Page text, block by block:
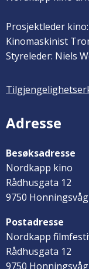
Prosjektleder
Kinomaskinist
Styreleder: Niels
Adresse
Besøksadresse
Nordkapp kino
Rådhusgata 12
9750 Honningsvåg
Postadresse
Nordkapp
Rådhusgata 12
9750 Honningsvåg